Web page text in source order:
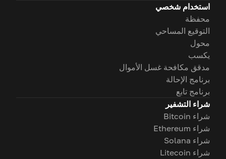
استخدام شخصي
محفظة
التوقيع المساحي
محول
يكسب
مدقق مكافحة غسل الأموال
برنامج الإحالة
برنامج تابع
شراء التشفير
شراء Bitcoin
شراء Ethereum
شراء Solana
شراء Litecoin